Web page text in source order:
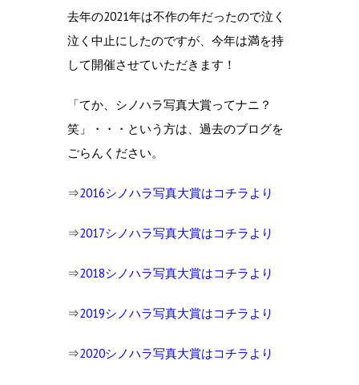
去年の2021年は不作の年だったので泣く
泣く中止にしたのですが、今年は満を持
して開催させていただきます！
「てか、シノハラ写真大賞ってナニ？
笑」・・・という方は、過去のブログを
ごらんください。
⇒2016シノハラ写真大賞はコチラより
⇒2017シノハラ写真大賞はコチラより
⇒2018シノハラ写真大賞はコチラより
⇒2019シノハラ写真大賞はコチラより
⇒2020シノハラ写真大賞はコチラより